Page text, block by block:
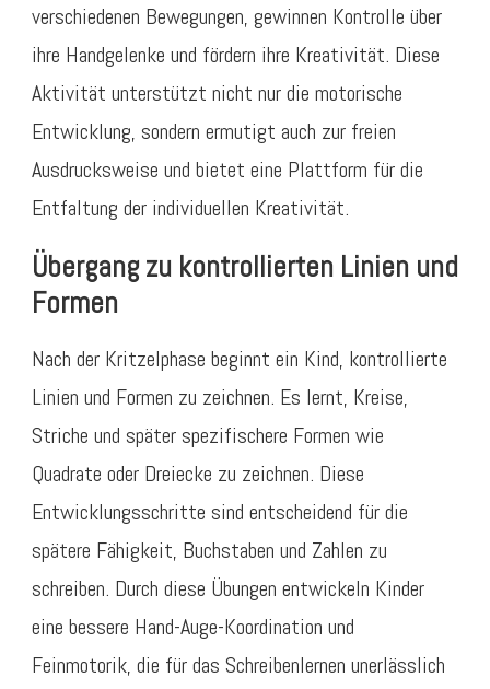
verschiedenen Bewegungen, gewinnen Kontrolle über
ihre Handgelenke und fördern ihre Kreativität. Diese
Aktivität unterstützt nicht nur die motorische
Entwicklung, sondern ermutigt auch zur freien
Ausdrucksweise und bietet eine Plattform für die
Entfaltung der individuellen Kreativität.
Übergang zu kontrollierten Linien und
Formen
Nach der Kritzelphase beginnt ein Kind, kontrollierte
Linien und Formen zu zeichnen. Es lernt, Kreise,
Striche und später spezifischere Formen wie
Quadrate oder Dreiecke zu zeichnen. Diese
Entwicklungsschritte sind entscheidend für die
spätere Fähigkeit, Buchstaben und Zahlen zu
schreiben. Durch diese Übungen entwickeln Kinder
eine bessere Hand-Auge-Koordination und
Feinmotorik, die für das Schreibenlernen unerlässlich